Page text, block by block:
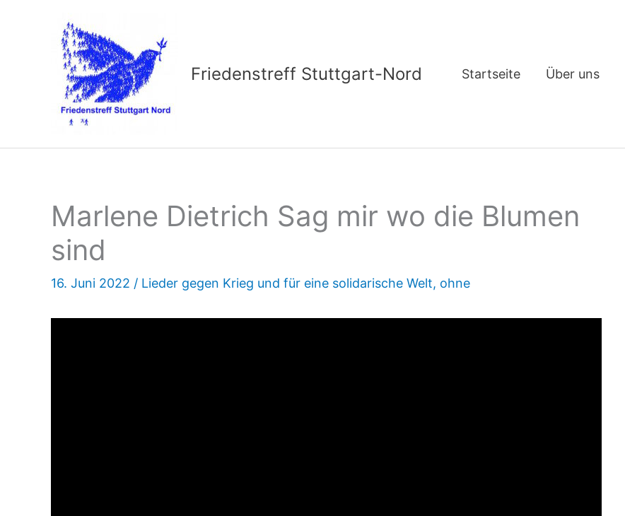
Friedenstreff Stuttgart-Nord Startseite Über uns
Marlene Dietrich Sag mir wo die Blumen
sind
16. Juni 2022 / Lieder gegen Krieg und für eine solidarische Welt, ohne